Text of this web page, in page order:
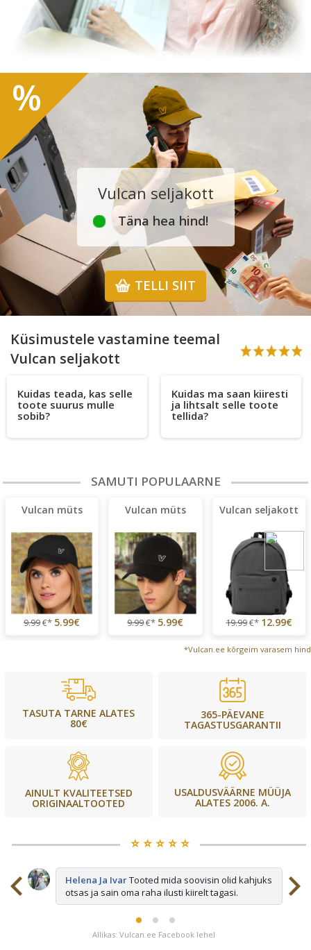
Vulcan seljakott
Täna hea hind!
TELLI SIIT
%
Küsimustele vastamine teemal
Vulcan seljakott
Kuidas teada, kas selle
toote suurus mulle
sobib?
Kuidas ma saan kiiresti
ja lihtsalt selle toote
tellida?
SAMUTI POPULAARNE
Vulcan müts
9.99€* 5.99€
Vulcan müts
9.99€* 5.99€
Vulcan seljakott
19.99€* 12.99€
*Vulcan.ee kõrgeim varasem hind
TASUTA TARNE ALATES
80€
365-PÄEVANE
TAGASTUSGARANTII
AINULT KVALITEETSED
ORIGINAALTOOTED
USALDUSVÄÄRNE MÜÜJA
ALATES 2006. A.
⭐️ ⭐️ ⭐️ ⭐️ ⭐️
Helena Ja IvarTooted mida soovisin olid kahjuks
otsas ja sain oma raha ilusti kiirelt tagasi.
Allikas: Vulcan.ee Facebook lehel